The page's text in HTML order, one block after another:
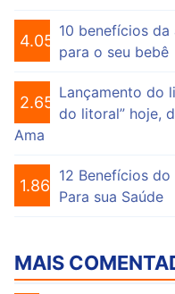
4.056
10 benefícios da
para o seu bebê
2.653
Lançamento do
do litoral” hoje,
Ama
1.864
12 Benefícios
Para sua Saúde
MAIS